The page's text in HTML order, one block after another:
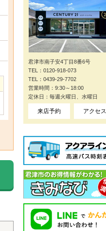
君津市南子安4丁目8番6号
TEL：0120-918-073
TEL：0439-29-7702
営業時間：9:30～18:00
定休日：毎週火曜日、水曜日
来店予約 アクセス